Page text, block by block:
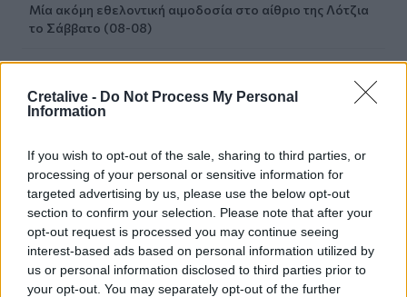
Cretalive - Do Not Process My Personal
Information
If you wish to opt-out of the sale, sharing to third parties, or
processing of your personal or sensitive information for
targeted advertising by us, please use the below opt-out
section to confirm your selection. Please note that after your
opt-out request is processed you may continue seeing
interest-based ads based on personal information utilized by
us or personal information disclosed to third parties prior to
your opt-out. You may separately opt-out of the further
Μία ακόμη εθελοντική αιμοδοσία στο αίθριο της Λότζια
το Σάββατο (08-08)
18:44
Χρηματοδότηση 1,5 εκατ. ευρώ για την Τεχνητή
18:44
Υψηλός κίνδυνος πυρκαγιάς την Παρασκευή στην Κρήτη
CrediaBank: Οικονομικά Αποτελέσματα A ’Εξαμήνου
2026 - Υψηλοί ρυθμοί ανάπτυξης και νέα ρεκόρ
επιδόσεων